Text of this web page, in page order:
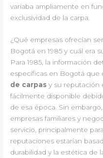
variaba ampliamente en
exclusividad de la carpa.
¿Qué empresas ofrecían
Bogotá en 1985 y cuál era
Para 1985, la información
específicas en Bogotá que
de carpas y su reputación
fácilmente disponible
de esa época. Sin
empresas familiares y
servicio, principalmente
reputaciones estarían
durabilidad y la estética de